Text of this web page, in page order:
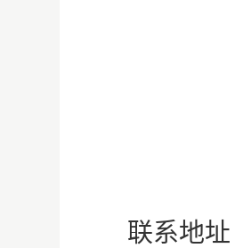
联系地